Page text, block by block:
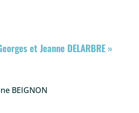
et Jeanne DELARBRE »
BEIGNON